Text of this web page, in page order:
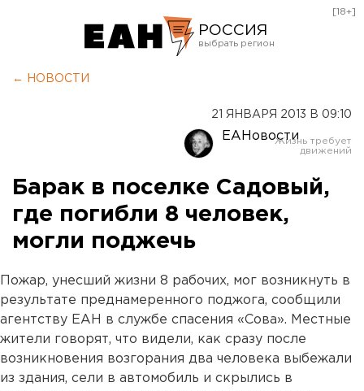
РОССИЯ
Оренбург
[18+]
← НОВОСТИ
21 ЯНВАРЯ 2013 В 09:10
ЕАНовости
Барак в поселке Садовый,
где погибли 8 человек,
могли поджечь
Пожар, унесший жизни 8 рабочих, мог возникнуть в
результате преднамеренного поджога, сообщили
агентству ЕАН в службе спасения «Сова». Местные
жители говорят, что видели, как сразу после
возникновения возгорания два человека выбежали
из здания, сели в автомобиль и скрылись в